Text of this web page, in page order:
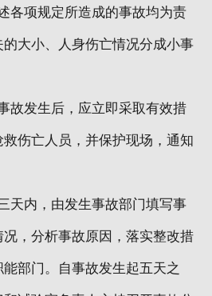
各项规定所造成的事故均为责
大小、人身伤亡情况分成小事
故发生后，应立即采取有效措
伤亡人员，并保护现场，通知
天内，由发生事故部门填写事
，分析事故原因，落实整改措
部门。自事故发生起五天之